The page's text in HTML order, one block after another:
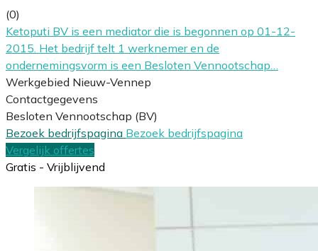
(0)
Ketoputi BV is een mediator die is begonnen op 01-12-
2015. Het bedrijf telt 1 werknemer en de
ondernemingsvorm is een Besloten Vennootschap…
Werkgebied Nieuw-Vennep
Contactgegevens
Besloten Vennootschap (BV)
Bezoek bedrijfspagina Bezoek bedrijfspagina
Vergelijk offertes
Gratis - Vrijblijvend